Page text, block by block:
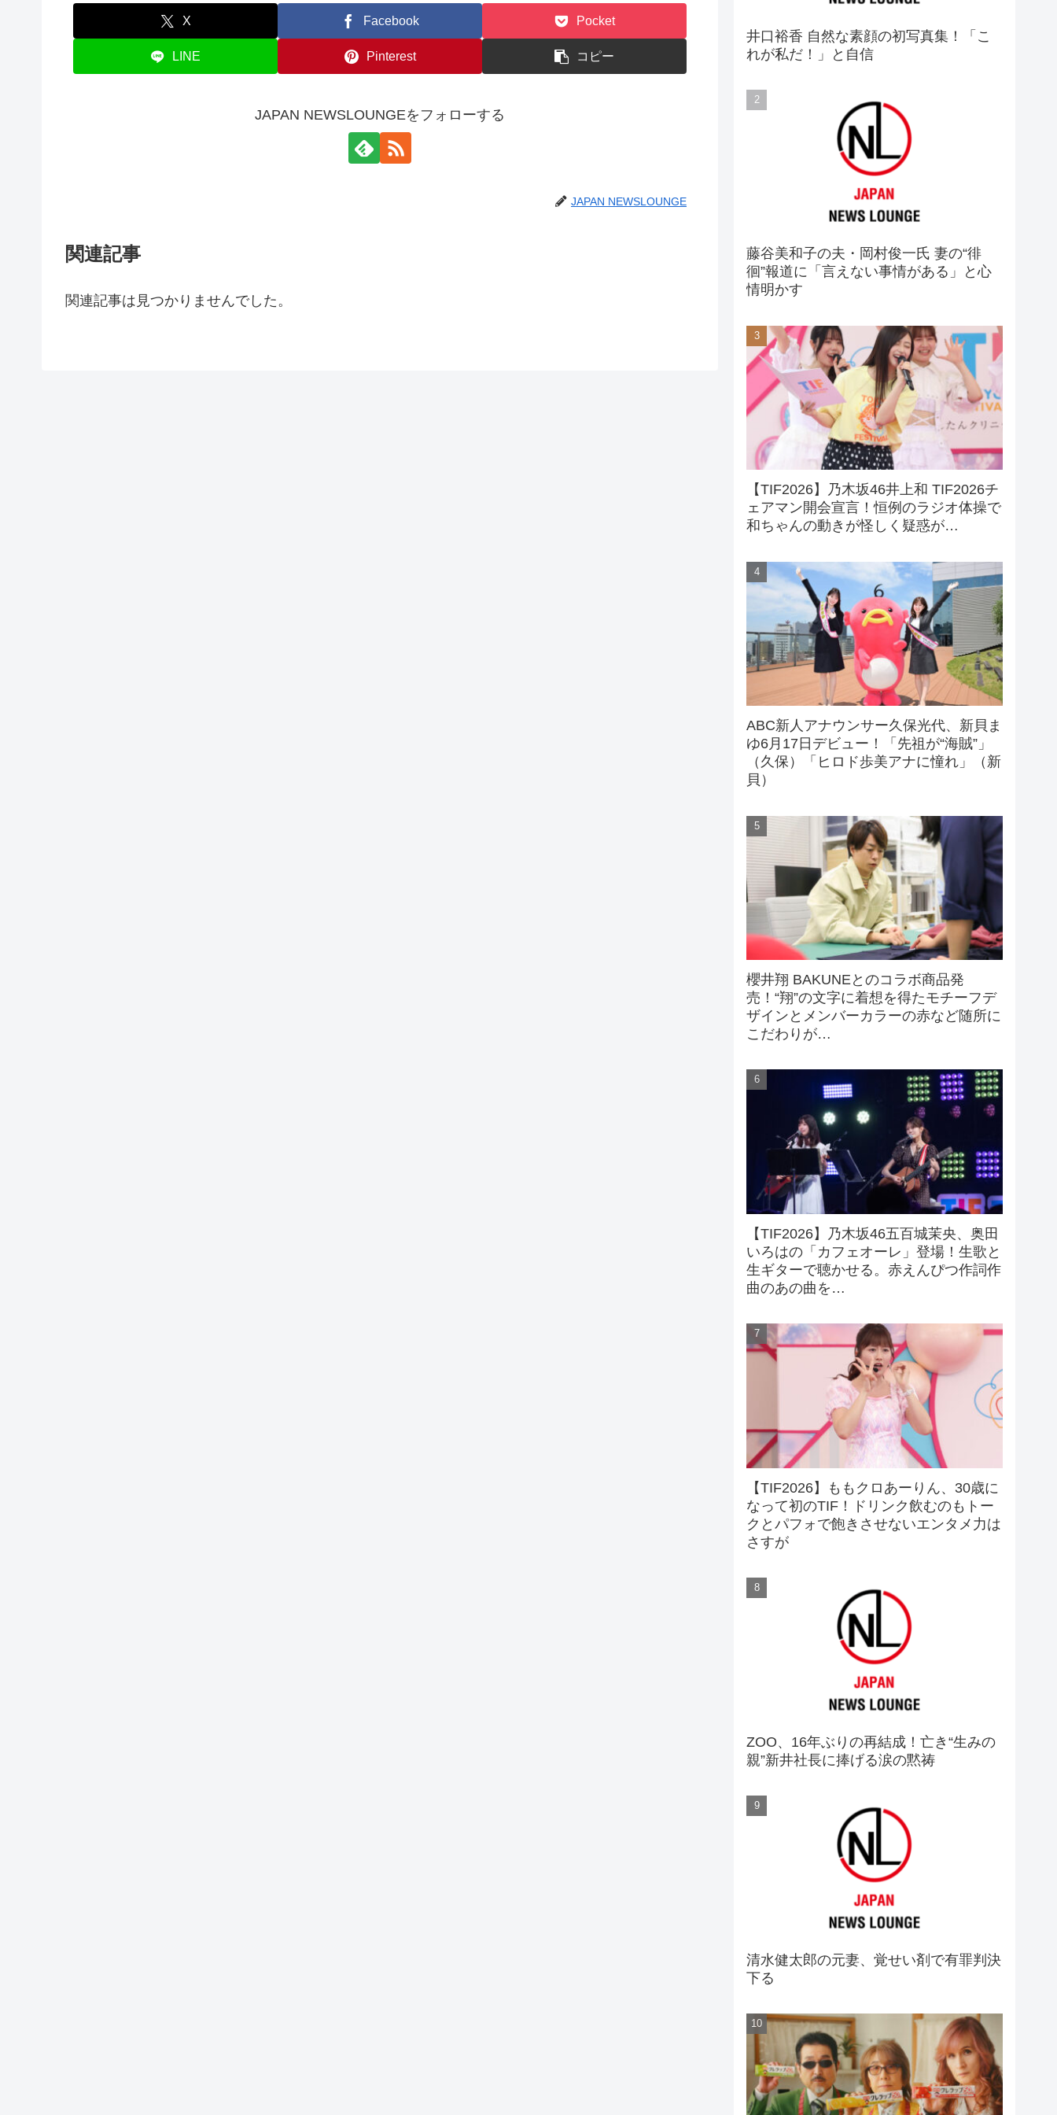
X Facebook Pocket
LINE Pinterest コピー
JAPAN NEWSLOUNGEをフォローする
JAPAN NEWSLOUNGE
関連記事
関連記事は見つかりませんでした。
井口裕香 自然な素顔の初写真集！「こ
れが私だ！」と自信
藤谷美和子の夫・岡村俊一氏 妻の“徘
徊”報道に「言えない事情がある」と心
情明かす
【TIF2026】乃木坂46井上和 TIF2026チ
ェアマン開会宣言！恒例のラジオ体操で
和ちゃんの動きが怪しく疑惑が…
ABC新人アナウンサー久保光代、新貝ま
ゆ6月17日デビュー！「先祖が“海賊”」
（久保）「ヒロド歩美アナに憧れ」（新
貝）
櫻井翔 BAKUNEとのコラボ商品発
売！“翔”の文字に着想を得たモチーフデ
ザインとメンバーカラーの赤など随所に
こだわりが…
【TIF2026】乃木坂46五百城茉央、奥田
いろはの「カフェオーレ」登場！生歌と
生ギターで聴かせる。赤えんぴつ作詞作
曲のあの曲を…
【TIF2026】ももクロあーりん、30歳に
なって初のTIF！ドリンク飲むのもトー
クとパフォで飽きさせないエンタメ力は
さすが
ZOO、16年ぶりの再結成！亡き“生みの
親”新井社長に捧げる涙の黙祷
清水健太郎の元妻、覚せい剤で有罪判決
下る